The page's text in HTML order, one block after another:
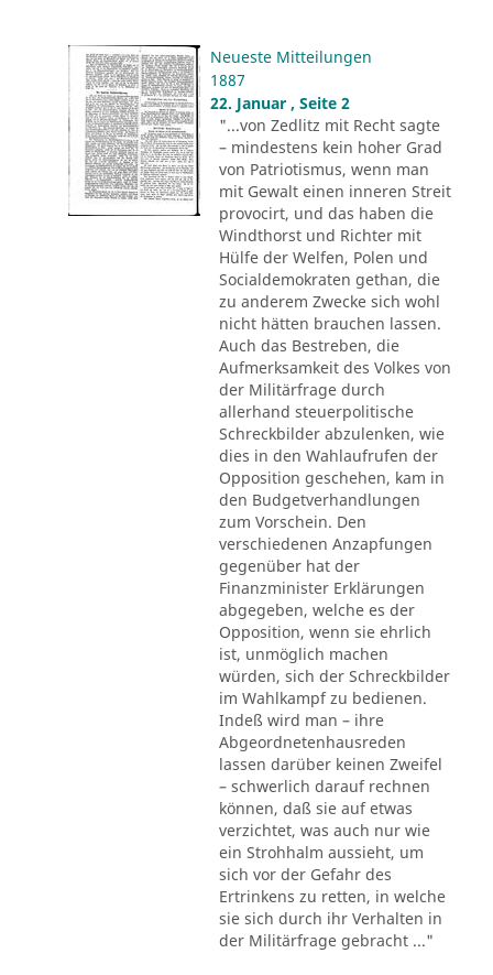
Neueste Mitteilungen
1887
22. Januar , Seite 2
"...von Zedlitz mit Recht sagte
– mindestens kein hoher Grad
von Patriotismus, wenn man
mit Gewalt einen inneren Streit
provocirt, und das haben die
Windthorst und Richter mit
Hülfe der Welfen, Polen und
Socialdemokraten gethan, die
zu anderem Zwecke sich wohl
nicht hätten brauchen lassen.
Auch das Bestreben, die
Aufmerksamkeit des Volkes von
der Militärfrage durch
allerhand steuerpolitische
Schreckbilder abzulenken, wie
dies in den Wahlaufrufen der
Opposition geschehen, kam in
den Budgetverhandlungen
zum Vorschein. Den
verschiedenen Anzapfungen
gegenüber hat der
Finanzminister Erklärungen
abgegeben, welche es der
Opposition, wenn sie ehrlich
ist, unmöglich machen
würden, sich der Schreckbilder
im Wahlkampf zu bedienen.
Indeß wird man – ihre
Abgeordnetenhausreden
lassen darüber keinen Zweifel
– schwerlich darauf rechnen
können, daß sie auf etwas
verzichtet, was auch nur wie
ein Strohhalm aussieht, um
sich vor der Gefahr des
Ertrinkens zu retten, in welche
sie sich durch ihr Verhalten in
der Militärfrage gebracht ..."